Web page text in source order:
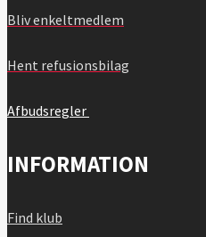
Bliv enkeltmedlem
Hent refusionsbilag
Afbudsregler
INFORMATION
Find klub